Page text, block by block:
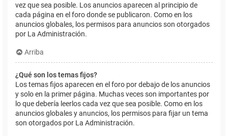
vez que sea posible. Los anuncios aparecen al principio de
cada página en el foro donde se publicaron. Como en los
anuncios globales, los permisos para anuncios son otorgados
por La Administración.
Arriba
¿Qué son los temas fijos?
Los temas fijos aparecen en el foro por debajo de los anuncios
y solo en la primer página. Muchas veces son importantes por
lo que debería leerlos cada vez que sea posible. Como en los
anuncios globales y anuncios, los permisos para fijar un tema
son otorgados por La Administración.